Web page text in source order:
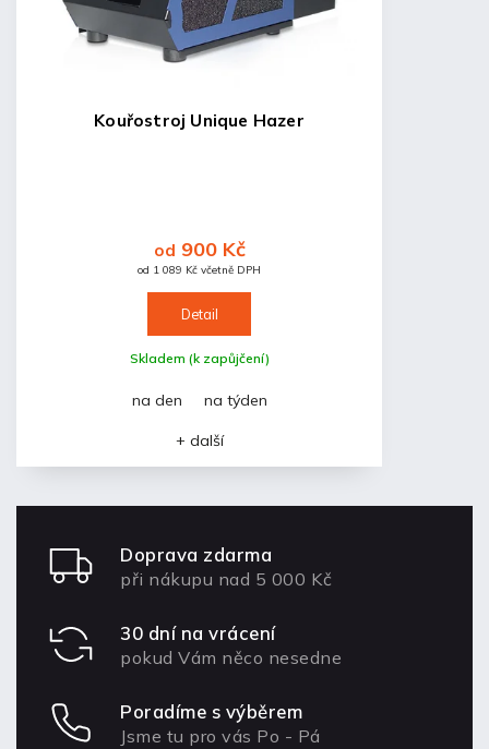
Kouřostroj Unique Hazer
Skladem (k zapůjčení)
od 1 089 Kč včetně DPH
od 900 Kč
Detail
na den na týden
+ další
Doprava zdarma
při nákupu nad 5 000 Kč
30 dní na vrácení
pokud Vám něco nesedne
Poradíme s výběrem
Jsme tu pro vás Po - Pá